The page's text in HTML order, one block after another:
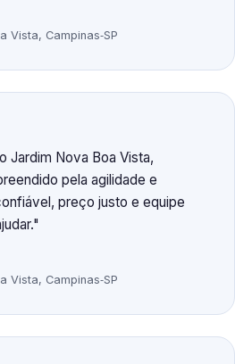
Vista, Campinas‑SP
Jardim Nova Boa Vista,
pela agilidade e
preço justo e equipe
Vista, Campinas‑SP